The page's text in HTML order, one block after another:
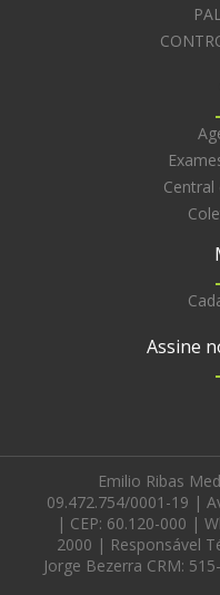
Assine
Emilio Ribas
09.472.754/0001-19 |
| CEP: 60.120-000 |
2000 | Responsável
Jorge Bezerra CRM: